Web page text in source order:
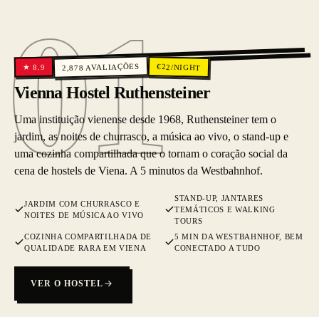
01
01
★8.9 2,878 AVALIAÇÕES €22/NIGHT
Vienna Hostel Ruthensteiner
Uma instituição vienense desde 1968, Ruthensteiner tem o
jardim, as noites de churrasco, a música ao vivo, o stand-up e
uma cozinha compartilhada que o tornam o coração social da
cena de hostels de Viena. A 5 minutos da Westbahnhof.
JARDIM COM CHURRASCO E
NOITES DE MÚSICA AO VIVO
STAND-UP, JANTARES
TEMÁTICOS E WALKING
TOURS
COZINHA COMPARTILHADA DE
QUALIDADE RARA EM VIENA
5 MIN DA WESTBAHNHOF, BEM
CONECTADO A TUDO
VER O HOSTEL